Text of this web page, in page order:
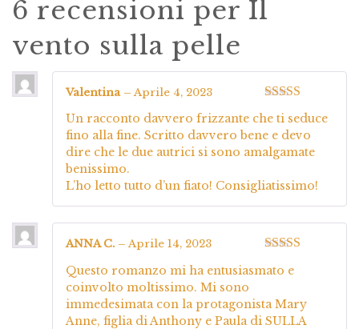
6 recensioni per Il
vento sulla pelle
Valutato
5
Valentina – Aprile 4, 2023
Un racconto davvero frizzante che ti seduce
fino alla fine. Scritto davvero bene e devo
dire che le due autrici si sono amalgamate
benissimo.
L’ho letto tutto d’un fiato! Consigliatissimo!
ANNA C. – Aprile 14, 2023
Questo romanzo mi ha entusiasmato e
coinvolto moltissimo. Mi sono
immedesimata con la protagonista Mary
Anne, figlia di Anthony e Paula di SULLA